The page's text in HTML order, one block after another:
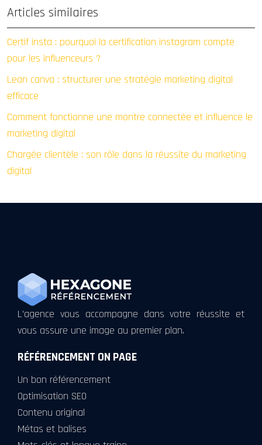
Articles similaires
Certif insta : pourquoi la certification instagram compte
pour les influenceurs ?
Lean canva : structurer une stratégie marketing digital
efficace
Comment fonctionne une montre connectée et influence le
marketing digital
Chargée clientèle : son rôle dans la réussite du marketing
digital
L’agence vous accompagne dans votre réussite et
vous assure une image au premier plan.
RÉFÉRENCEMENT ON PAGE
Un bon référencement
Optimisation SEO
Contenu original
Métas et balises